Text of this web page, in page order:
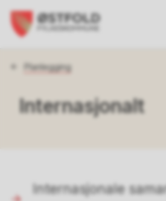
Du
Planlegging
Internasjonalt
Internasjonale